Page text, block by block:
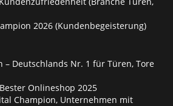
2026 (Kundenbegeisterung)
– Deutschlands Nr. 1 für Türen, Tore
Onlineshop 2025
Champion, Unternehmen mit